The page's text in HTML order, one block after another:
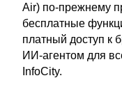
Air) по-прежнему
бесплатные
платный доступ к
ИИ-агентом для
InfoCity.